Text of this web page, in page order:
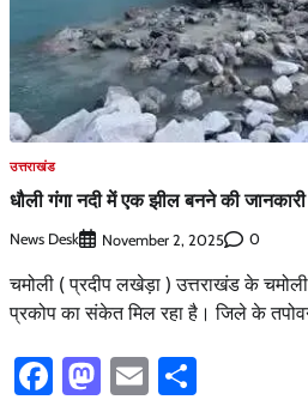
उत्तराखंड
धौली गंगा नदी में एक झील बनने की
News Desk November 2, 2025 0
चमोली ( प्रदीप लखेड़ा ) उत्तराखंड के
प्रकोप का संकेत मिल रहा है। जिले के
Facebook
Mastodon
Email